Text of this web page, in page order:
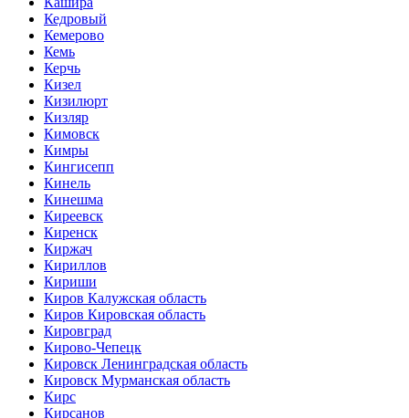
Кедровый
Кемерово
Кемь
Керчь
Кизел
Кизилюрт
Кизляр
Кимовск
Кимры
Кингисепп
Кинель
Кинешма
Киреевск
Киренск
Киржач
Кириллов
Кириши
Киров Калужская область
Киров Кировская область
Кировград
Кирово-Чепецк
Кировск Ленинградская область
Кировск Мурманская область
Кирс
Кирсанов